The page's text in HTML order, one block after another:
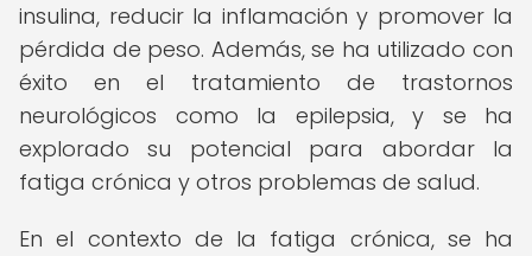
insulina, reducir la inflamación y promover la
pérdida de peso. Además, se ha utilizado con
éxito en el tratamiento de trastornos
neurológicos como la epilepsia, y se ha
explorado su potencial para abordar la
fatiga crónica y otros problemas de salud.
En el contexto de la fatiga crónica, se ha